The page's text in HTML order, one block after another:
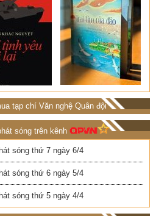
tạp chí Văn nghệ Quân đội
sóng trên kênh
sóng thứ 7 ngày 6/4
sóng thứ 6 ngày 5/4
sóng thứ 5 ngày 4/4